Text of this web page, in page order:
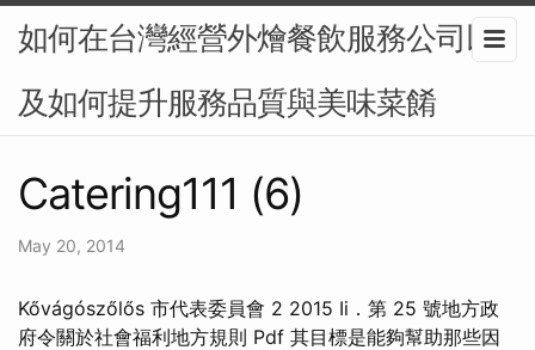
如何在台灣經營外燴餐飲服務公司以
及如何提升服務品質與美味菜餚
Catering111 (6)
May 20, 2014
Kővágószőlős 市代表委員會 2 2015 Ii．第 25 號地方政
府令關於社會福利地方規則 Pdf 其目標是能夠幫助那些因